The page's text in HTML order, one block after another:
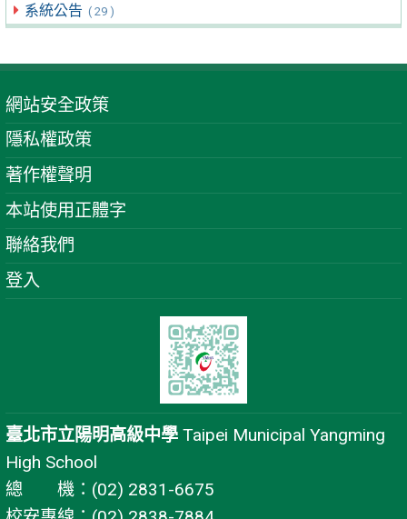
系統公告 ( 29 )
網站安全政策
隱私權政策
著作權聲明
本站使用正體字
聯絡我們
登入
臺北市立陽明高級中學 Taipei Municipal Yangming
High School
總 機：(02) 2831-6675